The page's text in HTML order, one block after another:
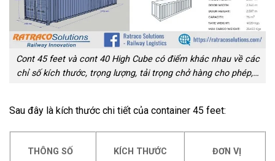
Cont 45 feet và cont 40 High Cube có điểm khác nhau về các
chỉ số kích thước, trọng lượng, tải trọng chở hàng cho phép,…
Sau đây là kích thước chi tiết của container 45 feet:
THÔNG SỐ KÍCH THƯỚC ĐƠN VỊ